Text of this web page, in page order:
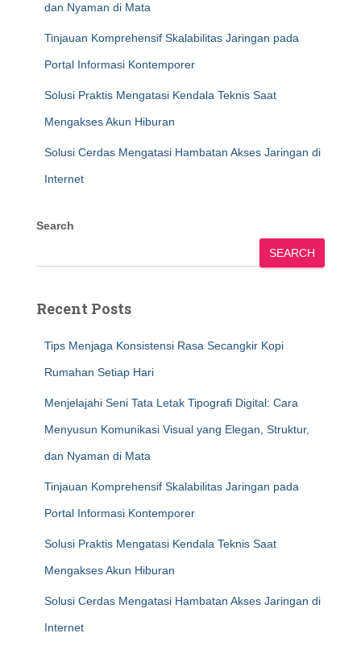
dan Nyaman di Mata
Tinjauan Komprehensif Skalabilitas Jaringan pada
Portal Informasi Kontemporer
Solusi Praktis Mengatasi Kendala Teknis Saat
Mengakses Akun Hiburan
Solusi Cerdas Mengatasi Hambatan Akses Jaringan di
Internet
Search
SEARCH
Recent Posts
Tips Menjaga Konsistensi Rasa Secangkir Kopi
Rumahan Setiap Hari
Menjelajahi Seni Tata Letak Tipografi Digital: Cara
Menyusun Komunikasi Visual yang Elegan, Struktur,
dan Nyaman di Mata
Tinjauan Komprehensif Skalabilitas Jaringan pada
Portal Informasi Kontemporer
Solusi Praktis Mengatasi Kendala Teknis Saat
Mengakses Akun Hiburan
Solusi Cerdas Mengatasi Hambatan Akses Jaringan di
Internet